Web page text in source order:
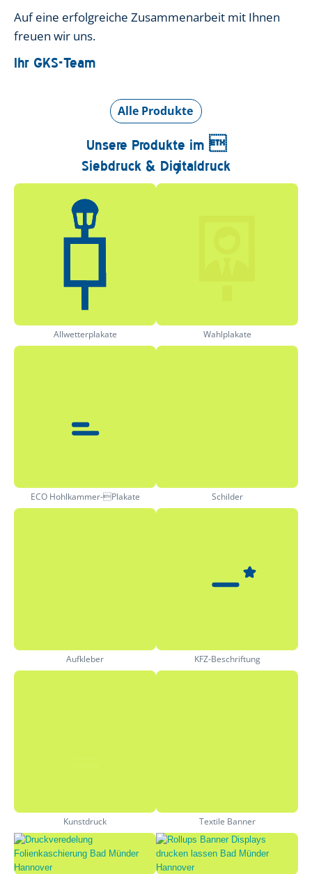
Auf eine erfolgreiche Zusammenarbeit mit Ihnen
freuen wir uns.
Ihr GKS-Team
Alle Produkte
Unsere Produkte im 
Siebdruck & Digitaldruck
Allwetterplakate Wahlplakate
ECO Hohlkammer-Plakate Schilder
Aufkleber KFZ-Beschriftung
Kunstdruck Textile Banner